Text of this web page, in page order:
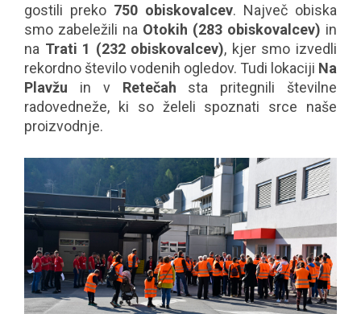
gostili preko 750 obiskovalcev. Največ obiska
smo zabeležili na Otokih (283 obiskovalcev) in
na Trati 1 (232 obiskovalcev), kjer smo izvedli
rekordno število vodenih ogledov. Tudi lokaciji Na
Plavžu in v Retečah sta pritegnili številne
radovedneže, ki so želeli spoznati srce naše
proizvodnje.